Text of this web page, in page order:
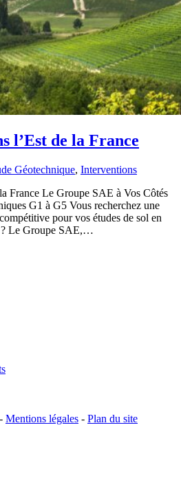
l’Est de la France
Géotechnique, Interventions
France Le Groupe SAE à Vos Côtés
G1 à G5 Vous recherchez une
pour vos études de sol en
? Le Groupe SAE,…
- Mentions légales - Plan du site